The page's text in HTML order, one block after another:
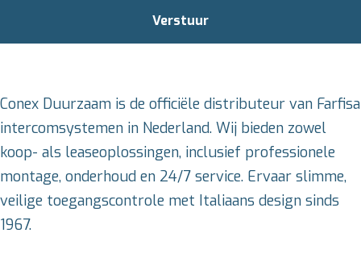
Verstuur
Conex Duurzaam is de officiële distributeur van Farfisa
intercomsystemen in Nederland. Wij bieden zowel
koop- als leaseoplossingen, inclusief professionele
montage, onderhoud en 24/7 service. Ervaar slimme,
veilige toegangscontrole met Italiaans design sinds
1967.